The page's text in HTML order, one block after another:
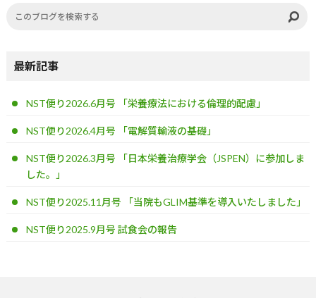
最新記事
NST便り2026.6月号 「栄養療法における倫理的配慮」
NST便り2026.4月号 「電解質輸液の基礎」
NST便り2026.3月号 「日本栄養治療学会（JSPEN）に参加しま
した。」
NST便り2025.11月号 「当院もGLIM基準を導入いたしました」
NST便り2025.9月号 試食会の報告